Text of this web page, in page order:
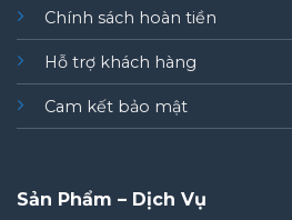
Chính sách hoàn tiền
Hỗ trợ khách hàng
Cam kết bảo mật
Sản Phẩm – Dịch Vụ